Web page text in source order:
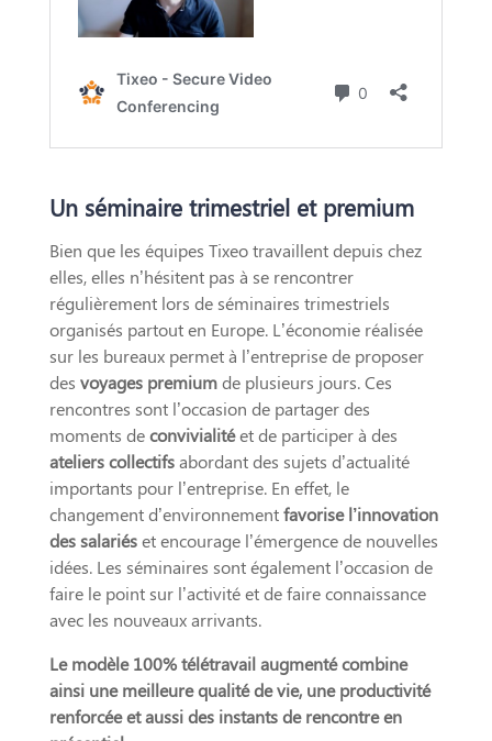
Un séminaire trimestriel et premium
Bien que les équipes Tixeo travaillent depuis chez
elles, elles n’hésitent pas à se rencontrer
régulièrement lors de séminaires trimestriels
organisés partout en Europe. L’économie réalisée
sur les bureaux permet à l’entreprise de proposer
des voyages premiumde plusieurs jours. Ces
rencontres sont l’occasion de partager des
moments deconvivialitéet de participer à des
ateliers collectifsabordant des sujets d’actualité
importants pour l’entreprise. En effet, le
changement d’environnementfavorise l’innovation
des salariéset encourage l’émergence de nouvelles
idées. Les séminaires sont également l’occasion de
faire le point sur l’activité et de faire connaissance
avec les nouveaux arrivants.
Le modèle 100% télétravail augmenté combine
ainsi une meilleure qualité de vie, une productivité
renforcée et aussi des instants de rencontre en